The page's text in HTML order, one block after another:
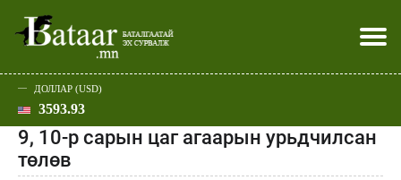
Эхлэл
Улс төр
Нийгэм
Эдийн засаг
Дэлхий
Спорт
Шар
Батаар юу хэлэв
Хэвлэл мэдээллээр
ДОЛЛАР (USD)
3593.93
9, 10-р сарын цаг агаарын урьдчилсан
төлөв